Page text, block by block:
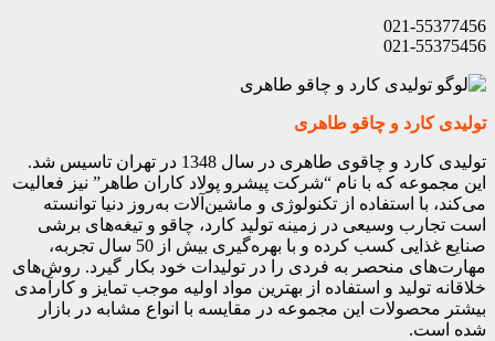
021-55377456
021-55375456
تولیدی کارد و چاقو طاهری
تولیدی کارد و چاقوی طاهری در سال 1348 در تهران تاسیس شد.
این مجموعه که با نام “شرکت پیشرو پولاد کاران طاهر” نیز فعالیت
می‌کند، با استفاده از تکنولوژی و ماشین‌آلات به‌روز دنیا توانسته
است تجارب وسیعی در زمینه تولید کارد، چاقو و تیغه‌های برشی
صنایع غذایی کسب کرده و با بهره‌گیری بیش از 50 سال تجربه،
مهارت‌های منحصر به فردی را در تولیدات خود بکار گیرد. روش‌های
خلاقانه تولید و استفاده از بهترین مواد اولیه موجب تمایز و کارآمدی
بیشتر محصولات این مجموعه در مقایسه با انواع مشابه در بازار
شده است.